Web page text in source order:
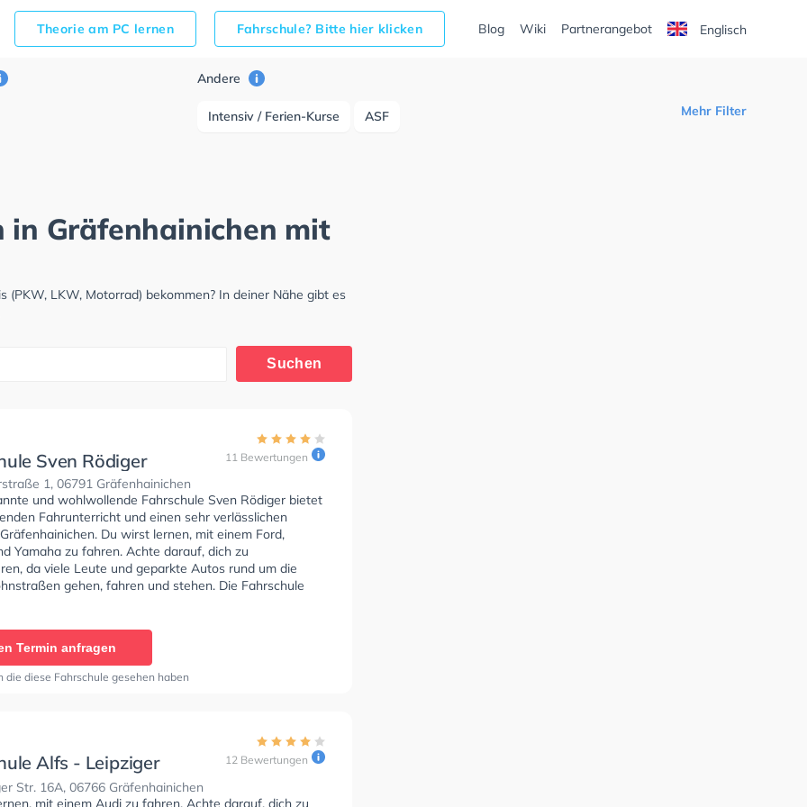
Theorie am PC lernen Fahrschule? Bitte hier klicken Blog Wiki Partnerangebot Englisch
Andere
Intensiv / Ferien-Kurse ASF Mehr Filter
in Gräfenhainichen mit
LKW, Motorrad) bekommen? In deiner Nähe gibt es
Suchen
Sven Rödiger
1, 06791 Gräfenhainichen
11 Bewertungen
und wohlwollende Fahrschule Sven Rödiger bietet
Fahrunterricht und einen sehr verlässlichen
Du wirst lernen, mit einem Ford,
Yamaha zu fahren. Achte darauf, dich zu
da viele Leute und geparkte Autos rund um die
gehen, fahren und stehen. Die Fahrschule
Bedingungen um deine Klasse A1, Klasse B,
Termin anfragen
die diese Fahrschule gesehen haben
Alfs - Leipziger
Str. 16A, 06766 Gräfenhainichen
12 Bewertungen
mit einem Audi zu fahren. Achte darauf, dich zu